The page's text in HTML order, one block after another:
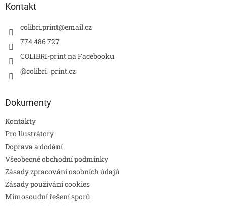
Kontakt
colibri.print@email.cz
774 486 727
COLIBRI-print na Facebooku
@colibri_print.cz
Dokumenty
Kontakty
Pro Ilustrátory
Doprava a dodání
Všeobecné obchodní podmínky
Zásady zpracování osobních údajů
Zásady používání cookies
Mimosoudní řešení sporů